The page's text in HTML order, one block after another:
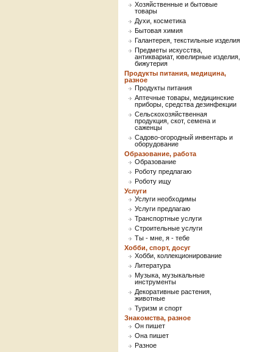
Хозяйственные и бытовые
товары
Духи, косметика
Бытовая химия
Галантерея, текстильные изделия
Предметы искусства,
антиквариат, ювелирные изделия,
бижутерия
Продукты питания, медицина,
разное
Продукты питания
Аптечные товары, медицинские
приборы, средства дезинфекции
Сельскохозяйственная
продукция, скот, семена и
саженцы
Садово-огородный инвентарь и
оборудование
Образование, работа
Образование
Роботу предлагаю
Роботу ищу
Услуги
Услуги необходимы
Услуги предлагаю
Транспортные услуги
Строительные услуги
Ты - мне, я - тебе
Хобби, спорт, досуг
Хобби, коллекционирование
Литература
Музыка, музыкальные
инструменты
Декоративные растения,
животные
Туризм и спорт
Знакомства, разное
Он пишет
Она пишет
Разное